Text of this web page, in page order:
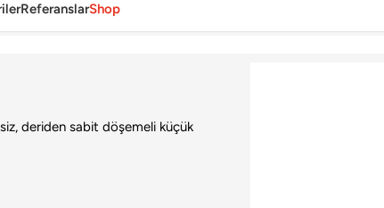
ReferanslarShop
Koltuğu
deriden sabit döşemeli küçük